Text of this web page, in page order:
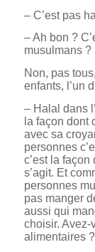
– C’est pas
– Ah bon ?
musulmans ?
Non, pas
enfants, l’un
– Halal dans
la façon dont
avec sa
personnes
c’est la façon
s’agit. Et
personnes
pas manger
aussi qui
choisir. Avez-
alimentaires ?